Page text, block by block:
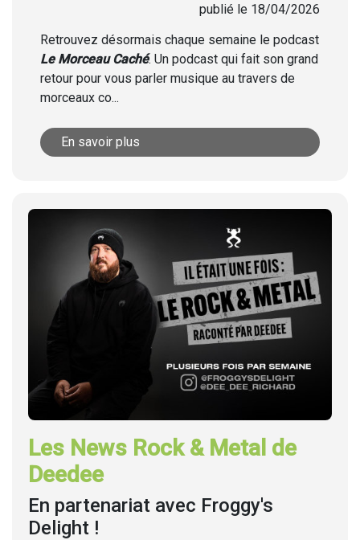
publié le 18/04/2026
Retrouvez désormais chaque semaine le podcast
Le Morceau Caché. Un podcast qui fait son grand
retour pour vous parler musique au travers de
morceaux co...
En savoir plus
Les News Rock & Metal de
Deedee
En partenariat avec Froggy's
Delight !